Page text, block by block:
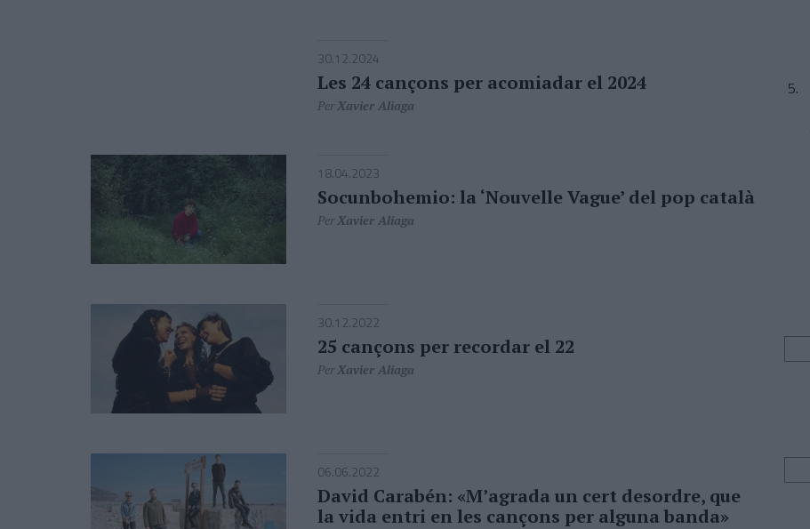
30.12.2024
Les 24 cançons per acomiadar el 2024
PerXavier Aliaga
18.04.2023
Socunbohemio: la ‘Nouvelle Vague’ del pop català
PerXavier Aliaga
30.12.2022
25 cançons per recordar el 22
PerXavier Aliaga
06.06.2022
David Carabén: «M’agrada un cert desordre, que
la vida entri en les cançons per alguna banda»